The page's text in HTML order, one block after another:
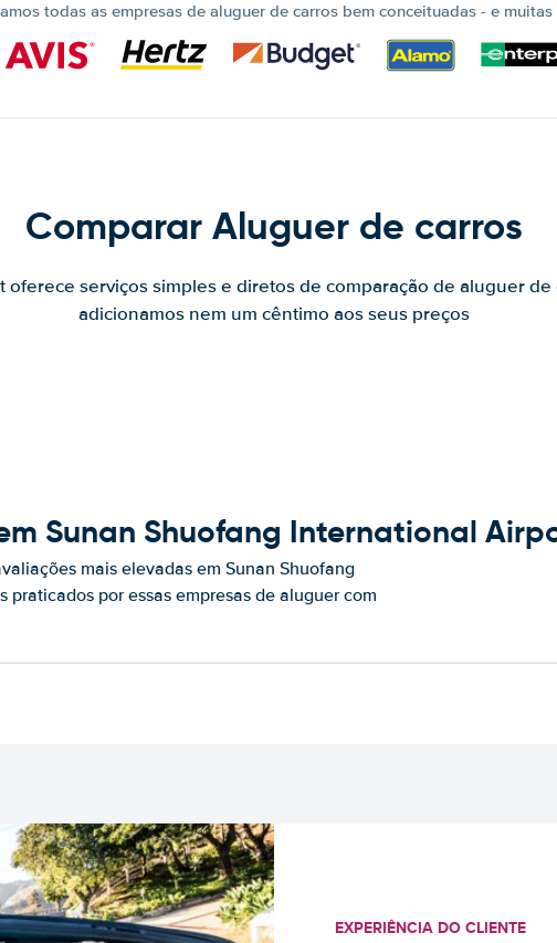
todas as empresas de aluguer de carros bem conceituadas - e muitas
Comparar Aluguer de carros
oferece serviços simples e diretos de comparação de aluguer de
adicionamos nem um cêntimo aos seus preços
Sunan Shuofang International
mais elevadas em Sunan Shuofang
por essas empresas de aluguer com
EXPERIÊNCIA DO CLIENTE